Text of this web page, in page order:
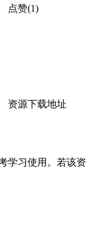
点赞(1)
资源下载地址
学习使用。若该资